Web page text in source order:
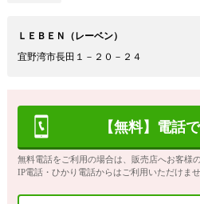
ＬＥＢＥＮ（レーベン）
宜野湾市長田１－２０－２４
【無料】電話
無料電話をご利用の場合は、販売店へお客様
IP電話・ひかり電話からはご利用いただけませ